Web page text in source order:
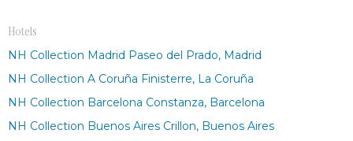
Hotels
NH Collection Madrid Paseo del Prado, Madrid
NH Collection A Coruña Finisterre, La Coruña
NH Collection Barcelona Constanza, Barcelona
NH Collection Buenos Aires Crillon, Buenos Aires